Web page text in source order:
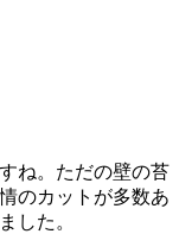
ね。ただの壁の苔
のカットが多数あ
した。